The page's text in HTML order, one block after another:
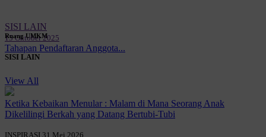
SISI LAIN
15 Oktober 2025
Tahapan Pendaftaran Anggota...
Ruang UMKM
SISI LAIN
View All
Ketika Kebaikan Menular : Malam di Mana Seorang Anak
Dikelilingi Berkah yang Datang Bertubi-Tubi
INSPIRASI 31 Mei 2026